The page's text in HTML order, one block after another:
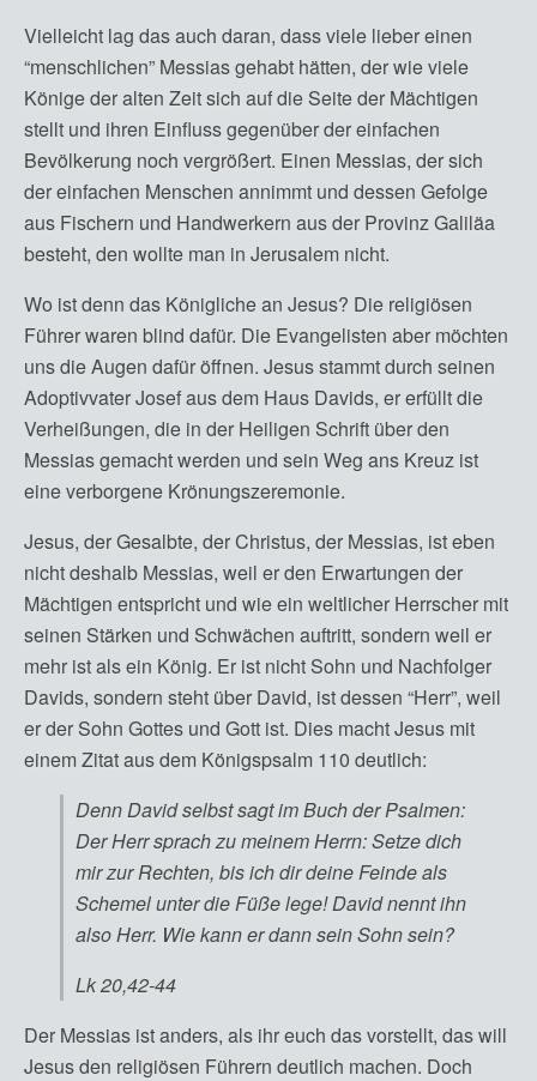
Vielleicht lag das auch daran, dass viele lieber einen
“menschlichen” Messias gehabt hätten, der wie viele
Könige der alten Zeit sich auf die Seite der Mächtigen
stellt und ihren Einfluss gegenüber der einfachen
Bevölkerung noch vergrößert. Einen Messias, der sich
der einfachen Menschen annimmt und dessen Gefolge
aus Fischern und Handwerkern aus der Provinz Galiläa
besteht, den wollte man in Jerusalem nicht.
Wo ist denn das Königliche an Jesus? Die religiösen
Führer waren blind dafür. Die Evangelisten aber möchten
uns die Augen dafür öffnen. Jesus stammt durch seinen
Adoptivvater Josef aus dem Haus Davids, er erfüllt die
Verheißungen, die in der Heiligen Schrift über den
Messias gemacht werden und sein Weg ans Kreuz ist
eine verborgene Krönungszeremonie.
Jesus, der Gesalbte, der Christus, der Messias, ist eben
nicht deshalb Messias, weil er den Erwartungen der
Mächtigen entspricht und wie ein weltlicher Herrscher mit
seinen Stärken und Schwächen auftritt, sondern weil er
mehr ist als ein König. Er ist nicht Sohn und Nachfolger
Davids, sondern steht über David, ist dessen “Herr”, weil
er der Sohn Gottes und Gott ist. Dies macht Jesus mit
einem Zitat aus dem Königspsalm 110 deutlich:
Denn David selbst sagt im Buch der Psalmen:
Der Herr sprach zu meinem Herrn: Setze dich
mir zur Rechten, bis ich dir deine Feinde als
Schemel unter die Füße lege! David nennt ihn
also Herr. Wie kann er dann sein Sohn sein?
Lk 20,42-44
Der Messias ist anders, als ihr euch das vorstellt, das will
Jesus den religiösen Führern deutlich machen. Doch